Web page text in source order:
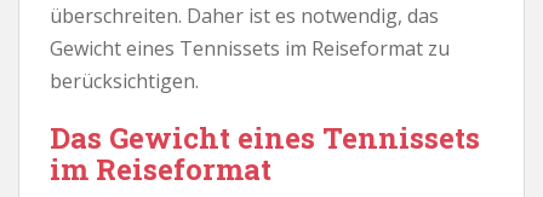
überschreiten. Daher ist es notwendig, das
Gewicht eines Tennissets im Reiseformat zu
berücksichtigen.
Das Gewicht eines Tennissets
im Reiseformat